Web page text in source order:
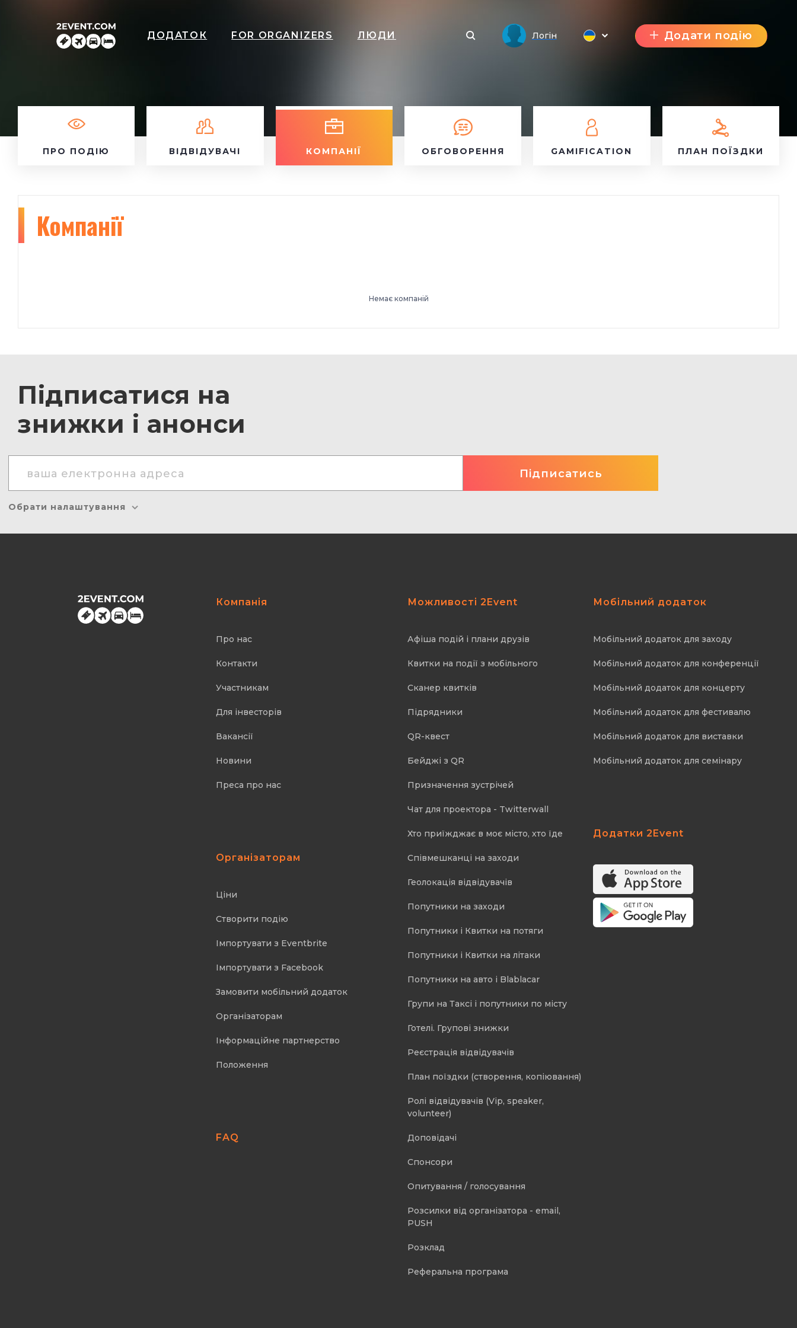
ДОДАТОК FOR ORGANIZERS ЛЮДИ Логін Додати подію
ПРО ПОДІЮ ВІДВІДУВАЧІ КОМПАНІЇ ОБГОВОРЕННЯ GAMIFICATION ПЛАН ПОЇЗДКИ
Компанії
Немає компаній
Підписатися на
знижки і анонси
Обрати налаштування
Компанія
Про нас
Контакти
Участникам
Для інвесторів
Вакансії
Новини
Преса про нас
Організаторам
Ціни
Створити подію
Імпортувати з Eventbrite
Імпортувати з Facebook
Замовити мобільний додаток
Організаторам
Інформаційне партнерство
Положення
FAQ
Можливості 2Event
Афіша подій і плани друзів
Квитки на події з мобільного
Cканер квитків
Підрядники
QR-квест
Бейджі з QR
Призначення зустрічей
Чат для проектора - Twitterwall
Хто приїжджає в моє місто, хто їде
Співмешканці на заходи
Геолокація відвідувачів
Попутники на заходи
Попутники і Квитки на потяги
Попутники і Квитки на літаки
Попутники на авто і Blablacar
Групи на Таксі і попутники по місту
Готелі. Групові знижки
Реєстрація відвідувачів
План поїздки (створення, копіювання)
Ролі відвідувачів (Vip, speaker,
volunteer)
Доповідачі
Спонсори
Опитування / голосування
Розсилки від організатора - email,
PUSH
Розклад
Реферальна програма
Мобільний додаток
Мобільний додаток для заходу
Мобільний додаток для конференції
Мобільний додаток для концерту
Мобільний додаток для фестивалю
Мобільний додаток для виставки
Мобільний додаток для семінару
Додатки 2Event